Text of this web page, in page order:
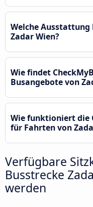
Welche Ausstattung
Zadar Wien?
Wie findet
Busangebote von
Wie funktioniert die
für Fahrten von
Verfügbare
Busstrecke
werden